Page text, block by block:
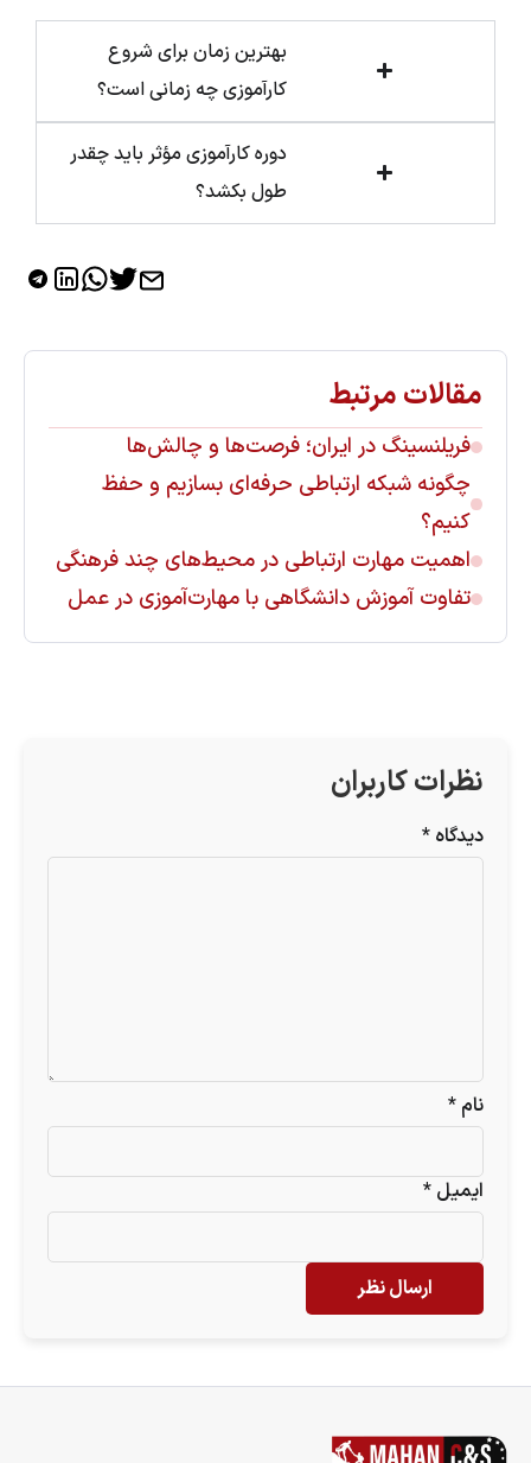
بهترین زمان برای شروع
کارآموزی چه زمانی است؟
دوره کارآموزی مؤثر باید چقدر
طول بکشد؟
مقالات مرتبط
فریلنسینگ در ایران؛ فرصت‌ها و چالش‌ها
چگونه شبکه ارتباطی حرفه‌ای بسازیم و حفظ
کنیم؟
اهمیت مهارت ارتباطی در محیط‌های چند فرهنگی
تفاوت آموزش دانشگاهی با مهارت‌آموزی در عمل
نظرات کاربران
دیدگاه *
نام *
ایمیل *
ارسال نظر